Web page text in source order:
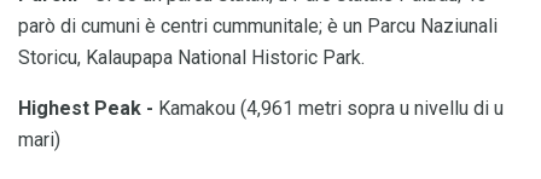
parò di cumuni è centri cummunitale; è un Parcu Naziunali
Storicu, Kalaupapa National Historic Park.
Highest Peak - Kamakou (4,961 metri sopra u nivellu di u
mari)